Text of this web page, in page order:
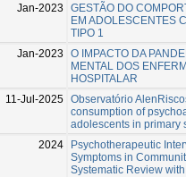
Jan-2023
GESTÃO DO
EM ADOLESCENTES
TIPO 1
Jan-2023
O IMPACTO DA
MENTAL DOS
HOSPITALAR
11-Jul-2025 Observatório
consumption of
adolescents in primary
2024
Psychotherapeutic
Symptoms in
Systematic Review